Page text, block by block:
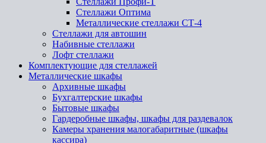
Стеллажи Оптима
Металлические стеллажи СТ-4
Стеллажи для автошин
Набивные стеллажи
Лофт стеллажи
Комплектующие для стеллажей
Металлические шкафы
Архивные шкафы
Бухгалтерские шкафы
Бытовые шкафы
Гардеробные шкафы, шкафы для раздевалок
Камеры хранения малогабаритные (шкафы
кассира)